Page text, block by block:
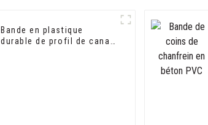
Bande en plastique
durable de profil de canal